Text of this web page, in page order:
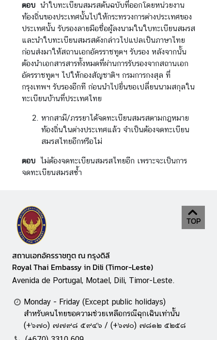
ตอบ นำใบทะเบียนสมรสต้นฉบับที่ออกโดยหน่วยงาน
ท้องถิ่นของประเทศนั้นไปให้กระทรวงการต่างประเทศของ
ประเทศนั้น รับรองลายมือชื่อผู้ลงนามในใบทะเบียนสมรส
และนำใบทะเบียนสมรสดังกล่าวไปแปลเป็นภาษาไทย
ก่อนส่งมาให้สถานเอกอัครราชทูตฯ รับรอง หลังจากนั้น
ต้องนำเอกสารสารทั้งหมดที่ผ่านการรับรองจากสถานเอก
อัครราชทูตฯ ไปให้กองสัญชาติฯ กรมการกงสุล ที่
กรุงเทพฯ รับรองอีกที ก่อนนำไปยื่นขอเปลี่ยนนามสกุลใน
ทะเบียนบ้านที่ประเทศไทย
หากสามี/ภรรยาได้จดทะเบียนสมรสตามกฎหมาย
ท้องถิ่นในต่างประเทศแล้ว จำเป็นต้องจดทะเบียน
สมรสไทยอีกหรือไม่
ตอบ ไม่ต้องจดทะเบียนสมรสไทยอีก เพราะจะเป็นการ
จดทะเบียนสมรสซ้ำ
TOP
สถานเอกอัครราชทูต ณ กรุงดิลี
Royal Thai Embassy in Dili (Timor-Leste)
Avenida de Portugal, Motael, Dili, Timor-Leste.
Monday - Friday (Except public holidays)
สำหรับคนไทยขอความช่วยเหลือกรณีฉุกเฉินเท่านั้น
(+๖๗๐) ๗๗๙๘ ๕๙๔๖ / (+๖๗๐) ๗๘๑๒ ๕๒๕๘